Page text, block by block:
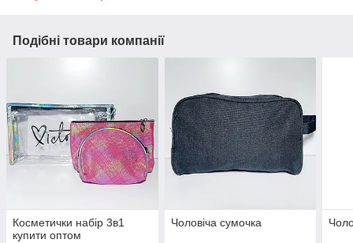
Подібні товари компанії
Косметички набір 3в1
купити оптом
Чоловіча сумочка